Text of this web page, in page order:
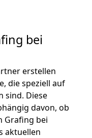
bei
erstellen
die speziell auf
sind. Diese
davon, ob
Grafing bei
aktuellen